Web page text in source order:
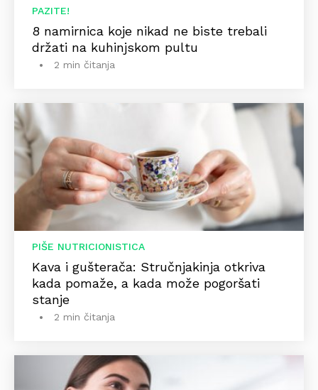
PAZITE!
8 namirnica koje nikad ne biste trebali
držati na kuhinjskom pultu
2 min čitanja
PIŠE NUTRICIONISTICA
Kava i gušterača: Stručnjakinja otkriva
kada pomaže, a kada može pogoršati
stanje
2 min čitanja